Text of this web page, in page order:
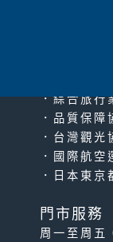
．綜合旅
．品質保
．台灣觀光
．國際航
．日本東
門市服務
周一至周